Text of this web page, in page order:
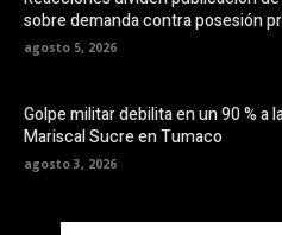
sobre demanda contra posesión
agosto 5, 2026
Golpe militar debilita en un 90 % a
Mariscal Sucre en Tumaco
agosto 3, 2026